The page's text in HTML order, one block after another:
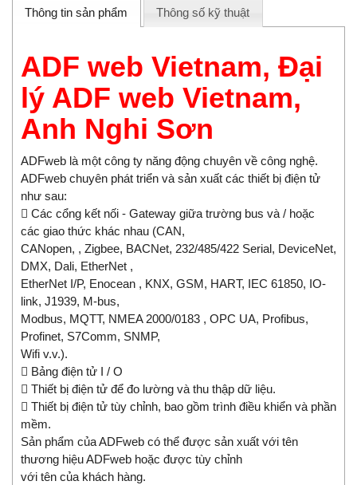
Thông tin sản phẩm Thông số kỹ thuật
ADF web Vietnam, Đại
lý ADF web Vietnam,
Anh Nghi Sơn
ADFweb là một công ty năng động chuyên về công nghệ.
ADFweb chuyên phát triển và sản xuất các thiết bị điện tử
như sau:
 Các cổng kết nối - Gateway giữa trường bus và / hoặc
các giao thức khác nhau (CAN,
CANopen, , Zigbee, BACNet, 232/485/422 Serial, DeviceNet,
DMX, Dali, EtherNet ,
EtherNet I/P, Enocean , KNX, GSM, HART, IEC 61850, IO-
link, J1939, M-bus,
Modbus, MQTT, NMEA 2000/0183 , OPC UA, Profibus,
Profinet, S7Comm, SNMP,
Wifi v.v.).
 Bảng điện tử I / O
 Thiết bị điện tử để đo lường và thu thập dữ liệu.
 Thiết bị điện tử tùy chỉnh, bao gồm trình điều khiển và phần
mềm.
Sản phẩm của ADFweb có thể được sản xuất với tên
thương hiệu ADFweb hoặc được tùy chỉnh
với tên của khách hàng.